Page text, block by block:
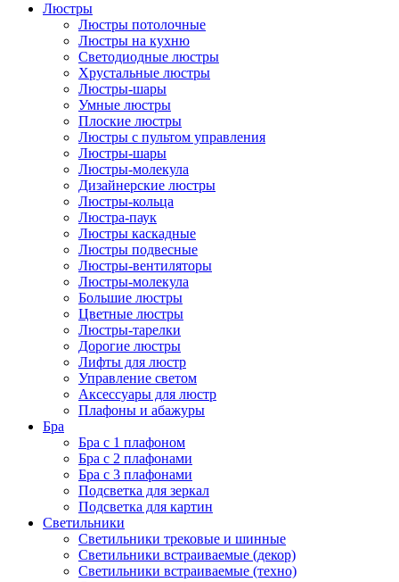
Люстры
Люстры потолочные
Люстры на кухню
Светодиодные люстры
Хрустальные люстры
Люстры-шары
Умные люстры
Плоские люстры
Люстры с пультом управления
Люстры-шары
Люстры-молекула
Дизайнерские люстры
Люстры-кольца
Люстра-паук
Люстры каскадные
Люстры подвесные
Люстры-вентиляторы
Люстры-молекула
Большие люстры
Цветные люстры
Люстры-тарелки
Дорогие люстры
Лифты для люстр
Управление светом
Аксессуары для люстр
Плафоны и абажуры
Бра
Бра с 1 плафоном
Бра с 2 плафонами
Бра с 3 плафонами
Подсветка для зеркал
Подсветка для картин
Светильники
Светильники трековые и шинные
Светильники встраиваемые (декор)
Светильники встраиваемые (техно)